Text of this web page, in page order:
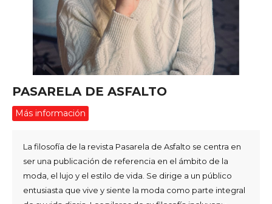
PASARELA DE ASFALTO
Más información
La filosofía de la revista Pasarela de Asfalto se centra en
ser una publicación de referencia en el ámbito de la
moda, el lujo y el estilo de vida. Se dirige a un público
entusiasta que vive y siente la moda como parte integral